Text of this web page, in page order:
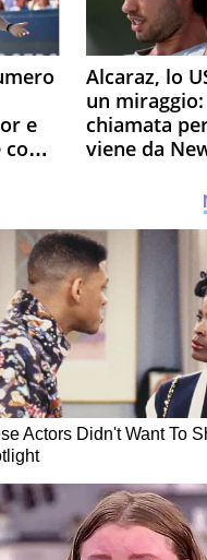
e
con
a
Alcaraz, lo
un miraggio:
chiamata
viene da
Serena